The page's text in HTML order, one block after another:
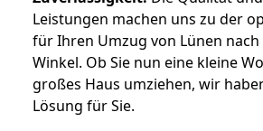
Leistungen machen uns zu der
für Ihren Umzug von Lünen
Winkel. Ob Sie nun eine kleine
großes Haus umziehen, wir
Lösung für Sie.